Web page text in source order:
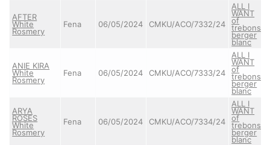
AFTER
White
Rosmery
Fena 06/05/2024 CMKU/ACO/7332/24
ALL I
WANT
of
trebons
berger
blanc
ANIE KIRA
White
Rosmery
Fena 06/05/2024 CMKU/ACO/7333/24
ALL I
WANT
of
trebons
berger
blanc
ARYA
ROSES
White
Rosmery
Fena 06/05/2024 CMKU/ACO/7334/24
ALL I
WANT
of
trebons
berger
blanc